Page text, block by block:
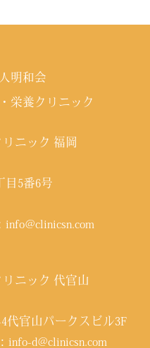
明和会
栄養クリニック
ニック 福岡
目5番6号
info@clinicsn.com
ニック 代官山
代官山パークスビル3F
info-d@clinicsn.com